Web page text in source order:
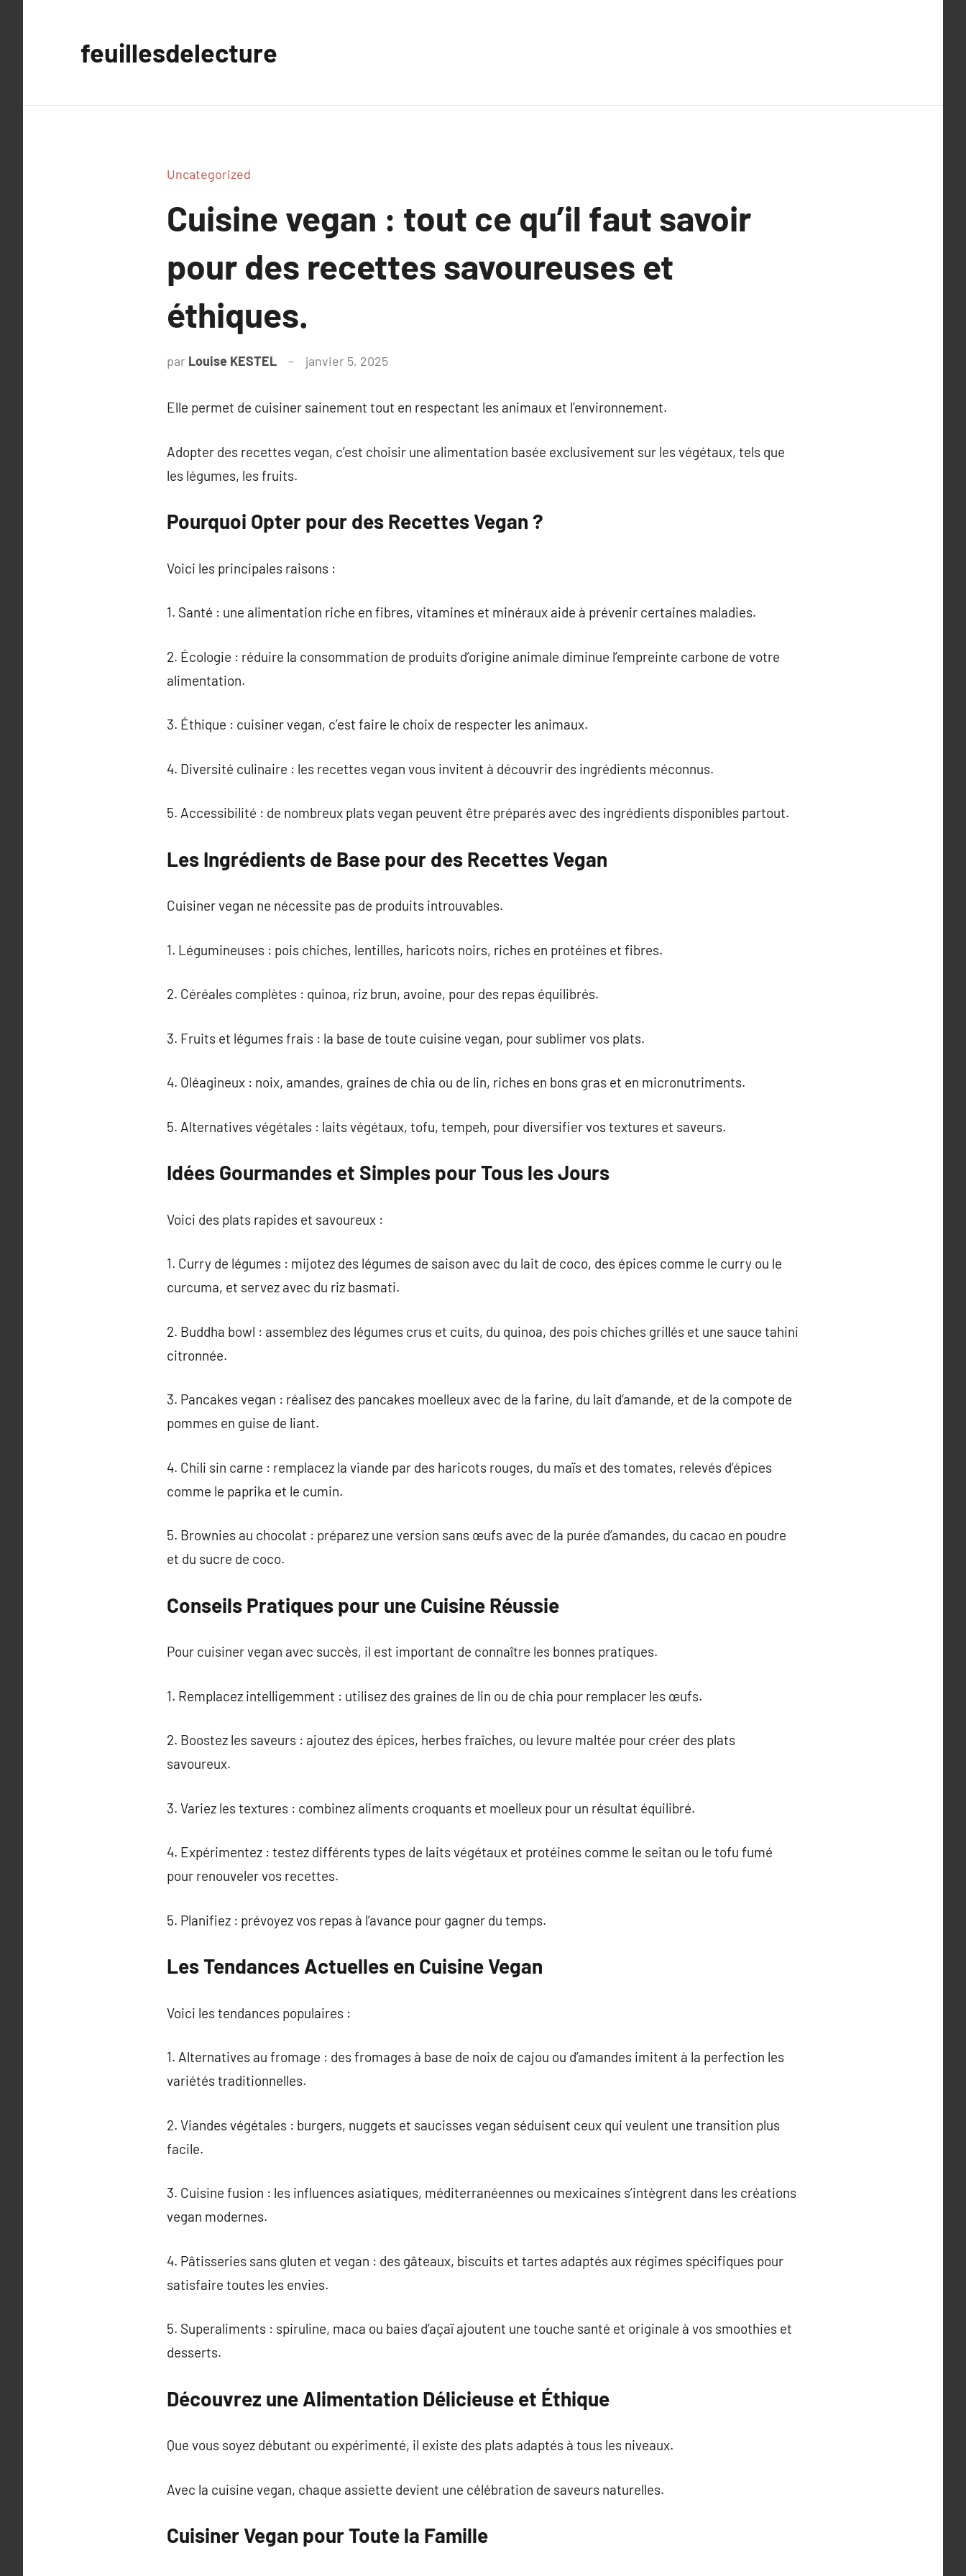
feuillesdelecture
Uncategorized
Cuisine vegan : tout ce qu’il faut savoir
pour des recettes savoureuses et
éthiques.
par Louise KESTEL janvier 5, 2025
Elle permet de cuisiner sainement tout en respectant les animaux et l’environnement.
Adopter des recettes vegan, c’est choisir une alimentation basée exclusivement sur les végétaux, tels que
les légumes, les fruits.
Pourquoi Opter pour des Recettes Vegan ?
Voici les principales raisons :
1. Santé : une alimentation riche en fibres, vitamines et minéraux aide à prévenir certaines maladies.
2. Écologie : réduire la consommation de produits d’origine animale diminue l’empreinte carbone de votre
alimentation.
3. Éthique : cuisiner vegan, c’est faire le choix de respecter les animaux.
4. Diversité culinaire : les recettes vegan vous invitent à découvrir des ingrédients méconnus.
5. Accessibilité : de nombreux plats vegan peuvent être préparés avec des ingrédients disponibles partout.
Les Ingrédients de Base pour des Recettes Vegan
Cuisiner vegan ne nécessite pas de produits introuvables.
1. Légumineuses : pois chiches, lentilles, haricots noirs, riches en protéines et fibres.
2. Céréales complètes : quinoa, riz brun, avoine, pour des repas équilibrés.
3. Fruits et légumes frais : la base de toute cuisine vegan, pour sublimer vos plats.
4. Oléagineux : noix, amandes, graines de chia ou de lin, riches en bons gras et en micronutriments.
5. Alternatives végétales : laits végétaux, tofu, tempeh, pour diversifier vos textures et saveurs.
Idées Gourmandes et Simples pour Tous les Jours
Voici des plats rapides et savoureux :
1. Curry de légumes : mijotez des légumes de saison avec du lait de coco, des épices comme le curry ou le
curcuma, et servez avec du riz basmati.
2. Buddha bowl : assemblez des légumes crus et cuits, du quinoa, des pois chiches grillés et une sauce tahini
citronnée.
3. Pancakes vegan : réalisez des pancakes moelleux avec de la farine, du lait d’amande, et de la compote de
pommes en guise de liant.
4. Chili sin carne : remplacez la viande par des haricots rouges, du maïs et des tomates, relevés d’épices
comme le paprika et le cumin.
5. Brownies au chocolat : préparez une version sans œufs avec de la purée d’amandes, du cacao en poudre
et du sucre de coco.
Conseils Pratiques pour une Cuisine Réussie
Pour cuisiner vegan avec succès, il est important de connaître les bonnes pratiques.
1. Remplacez intelligemment : utilisez des graines de lin ou de chia pour remplacer les œufs.
2. Boostez les saveurs : ajoutez des épices, herbes fraîches, ou levure maltée pour créer des plats
savoureux.
3. Variez les textures : combinez aliments croquants et moelleux pour un résultat équilibré.
4. Expérimentez : testez différents types de laits végétaux et protéines comme le seitan ou le tofu fumé
pour renouveler vos recettes.
5. Planifiez : prévoyez vos repas à l’avance pour gagner du temps.
Les Tendances Actuelles en Cuisine Vegan
Voici les tendances populaires :
1. Alternatives au fromage : des fromages à base de noix de cajou ou d’amandes imitent à la perfection les
variétés traditionnelles.
2. Viandes végétales : burgers, nuggets et saucisses vegan séduisent ceux qui veulent une transition plus
facile.
3. Cuisine fusion : les influences asiatiques, méditerranéennes ou mexicaines s’intègrent dans les créations
vegan modernes.
4. Pâtisseries sans gluten et vegan : des gâteaux, biscuits et tartes adaptés aux régimes spécifiques pour
satisfaire toutes les envies.
5. Superaliments : spiruline, maca ou baies d’açaï ajoutent une touche santé et originale à vos smoothies et
desserts.
Découvrez une Alimentation Délicieuse et Éthique
Que vous soyez débutant ou expérimenté, il existe des plats adaptés à tous les niveaux.
Avec la cuisine vegan, chaque assiette devient une célébration de saveurs naturelles.
Cuisiner Vegan pour Toute la Famille